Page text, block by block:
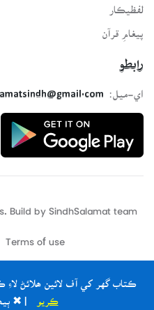
ڪتاب گهر کي آف لائين ھلائڻ
| ✖
لفظيڪار
پيغامِ قرآن
رابطو
اي-ميل:
Build by
Terms of use